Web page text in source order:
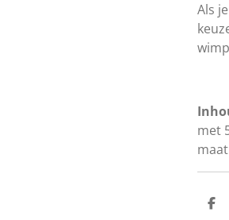
Als
met
D